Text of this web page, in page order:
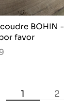
BOHIN -
favor
1 2